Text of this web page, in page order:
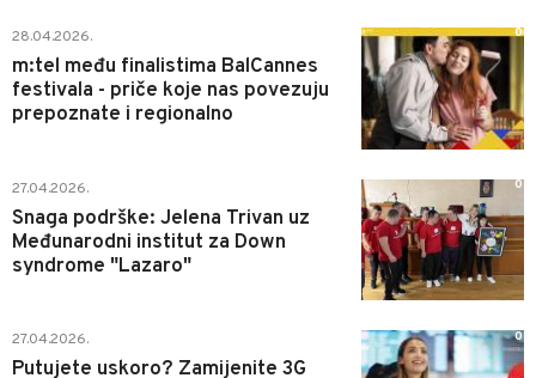
28.04.2026.
m:tel među finalistima BalCannes
festivala - priče koje nas povezuju
prepoznate i regionalno
0
27.04.2026.
Snaga podrške: Jelena Trivan uz
Međunarodni institut za Down
syndrome "Lazaro"
0
27.04.2026.
Putujete uskoro? Zamijenite 3G
0